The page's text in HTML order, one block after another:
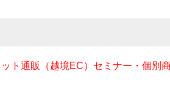
ト通販（越境EC）セミナー・個